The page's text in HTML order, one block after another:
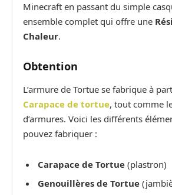
Minecraft en passant du simple
ensemble complet qui offre une
Chaleur.
Obtention
L’armure de Tortue se fabrique à
Carapace de tortue, tout comme
d’armures. Voici les différents
pouvez fabriquer :
Carapace de Tortue (plastron)
Genouillères de Tortue